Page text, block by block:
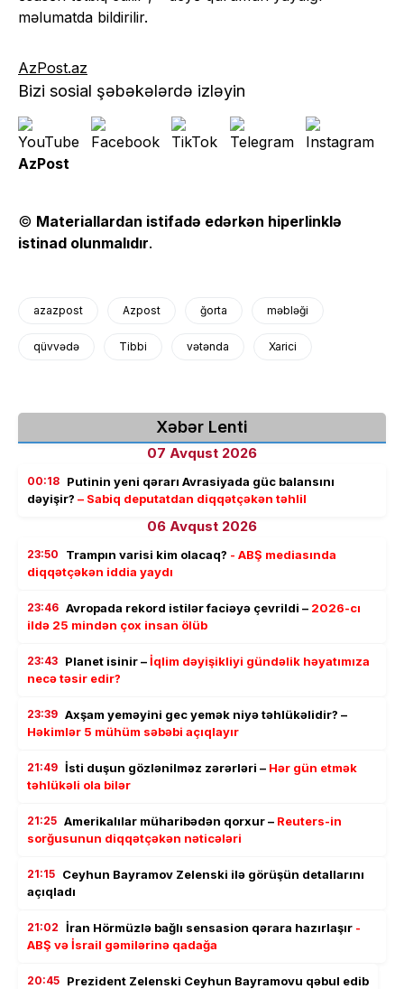
məlumatda bildirilir.
AzPost.az
Bizi sosial şəbəkələrdə izləyin
AzPost
© Materiallardan istifadə edərkən hiperlinklə
istinad olunmalıdır.
azazpost Azpost ğorta məbləği
qüvvədə Tibbi vətənda Xarici
Xəbər Lenti
07 Avqust 2026
00:18 Putinin yeni qərarı Avrasiyada güc balansını
dəyişir? – Sabiq deputatdan diqqətçəkən təhlil
06 Avqust 2026
23:50 Trampın varisi kim olacaq? - ABŞ mediasında
diqqətçəkən iddia yaydı
23:46 Avropada rekord istilər faciəyə çevrildi – 2026-cı
ildə 25 mindən çox insan ölüb
23:43 Planet isinir –İqlim dəyişikliyi gündəlik həyatımıza
necə təsir edir?
23:39 Axşam yeməyini gec yemək niyə təhlükəlidir? –
Həkimlər 5 mühüm səbəbi açıqlayır
21:49 İsti duşun gözlənilməz zərərləri – Hər gün etmək
təhlükəli ola bilər
21:25 Amerikalılar müharibədən qorxur – Reuters-in
sorğusunun diqqətçəkən nəticələri
21:15 Ceyhun Bayramov Zelenski ilə görüşün detallarını
açıqladı
21:02 İran Hörmüzlə bağlı sensasion qərara hazırlaşır -
ABŞ və İsrail gəmilərinə qadağa
20:45 Prezident Zelenski Ceyhun Bayramovu qəbul edib